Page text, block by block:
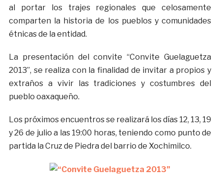
al portar los trajes regionales que celosamente
comparten la historia de los pueblos y comunidades
étnicas de la entidad.
La presentación del convite “Convite Guelaguetza
2013”, se realiza con la finalidad de invitar a propios y
extraños a vivir las tradiciones y costumbres del
pueblo oaxaqueño.
Los próximos encuentros se realizará los días 12, 13, 19
y 26 de julio a las 19:00 horas, teniendo como punto de
partida la Cruz de Piedra del barrio de Xochimilco.